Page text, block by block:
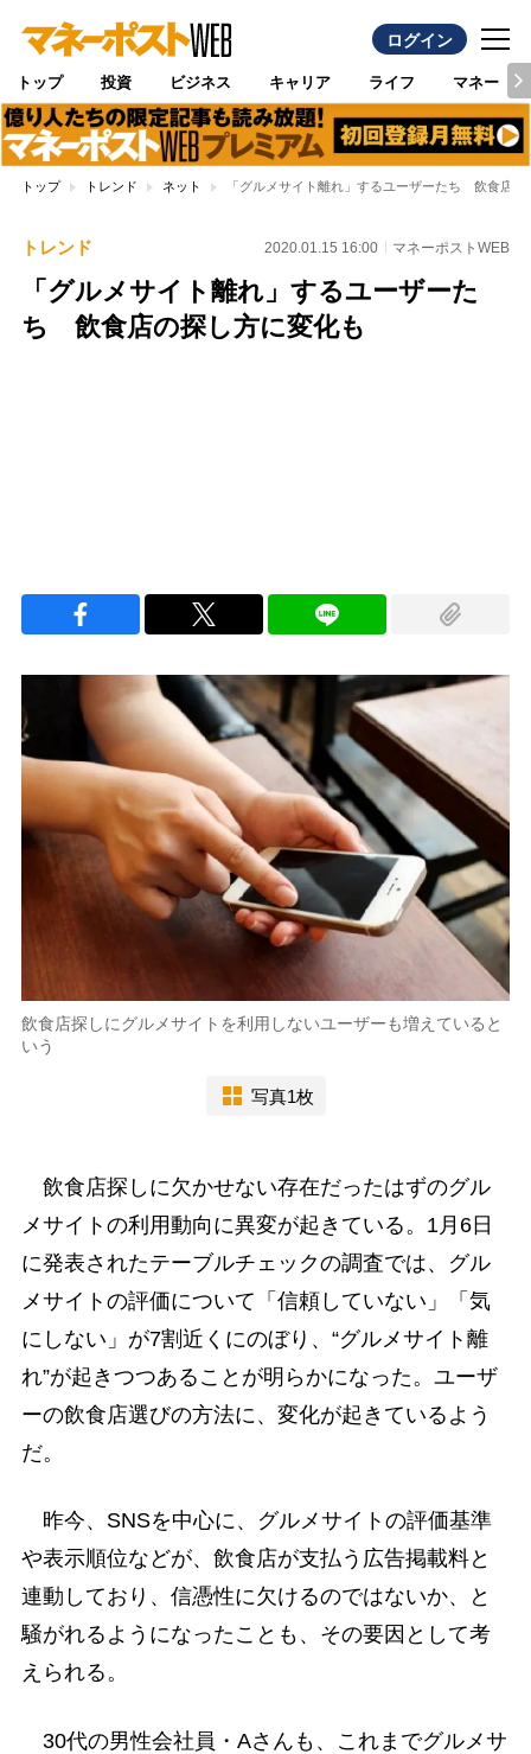
ログイン
トップ 投資 ビジネス キャリア ライフ マネー
トップ トレンド ネット 「グルメサイト離れ」するユーザーたち 飲食店の
トレンド 2020.01.15 16:00 マネーポストWEB
「グルメサイト離れ」するユーザーた
ち 飲食店の探し方に変化も
飲食店探しにグルメサイトを利用しないユーザーも増えていると
いう
写真1枚
飲食店探しに欠かせない存在だったはずのグル
メサイトの利用動向に異変が起きている。1月6日
に発表されたテーブルチェックの調査では、グル
メサイトの評価について「信頼していない」「気
にしない」が7割近くにのぼり、“グルメサイト離
れ”が起きつつあることが明らかになった。ユーザ
ーの飲食店選びの方法に、変化が起きているよう
だ。
昨今、SNSを中心に、グルメサイトの評価基準
や表示順位などが、飲食店が支払う広告掲載料と
連動しており、信憑性に欠けるのではないか、と
騒がれるようになったことも、その要因として考
えられる。
30代の男性会社員・Aさんも、これまでグルメサ